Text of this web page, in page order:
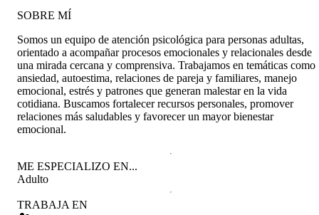
SOBRE MÍ
Somos un equipo de atención psicológica para personas adultas,
orientado a acompañar procesos emocionales y relacionales desde
una mirada cercana y comprensiva. Trabajamos en temáticas como
ansiedad, autoestima, relaciones de pareja y familiares, manejo
emocional, estrés y patrones que generan malestar en la vida
cotidiana. Buscamos fortalecer recursos personales, promover
relaciones más saludables y favorecer un mayor bienestar
emocional.
ME ESPECIALIZO EN...
Adulto
TRABAJA EN